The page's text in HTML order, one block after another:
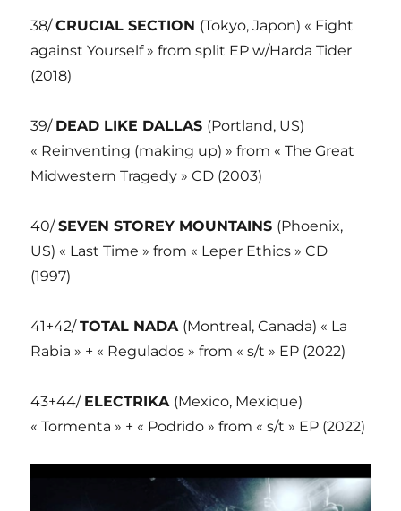
38/CRUCIAL SECTION (Tokyo, Japon) « Fight
against Yourself » from split EP w/Harda Tider
(2018)
39/ DEAD LIKE DALLAS (Portland, US)
« Reinventing (making up) » from « The Great
Midwestern Tragedy » CD (2003)
40/SEVEN STOREY MOUNTAINS (Phoenix,
US) « Last Time » from « Leper Ethics » CD
(1997)
41+42/TOTAL NADA (Montreal, Canada) « La
Rabia » + « Regulados » from « s/t » EP (2022)
43+44/ ELECTRIKA (Mexico, Mexique)
« Tormenta » + « Podrido » from « s/t » EP (2022)